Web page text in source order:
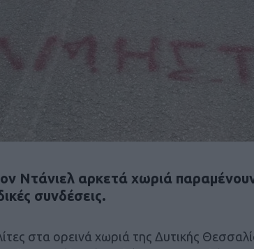
Ντάνιελ αρκετά χωριά
συνδέσεις.
στα ορεινά χωριά της Δυτικής